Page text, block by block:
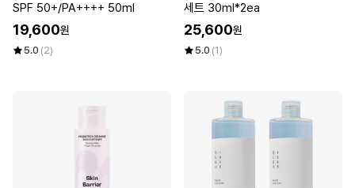
SPF 50+/PA++++ 50ml
19,600원
5.0 (2)
세트 30ml*2ea
25,600원
5.0 (1)